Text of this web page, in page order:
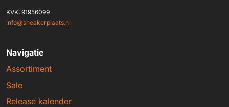
KVK: 91956099
info@sneakerplaats.nl
Navigatie
Assortiment
Sale
Release kalender